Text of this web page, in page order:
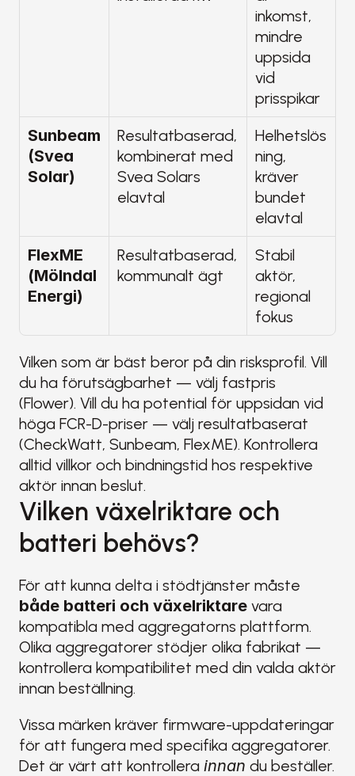
inkomst,
mindre
uppsida
vid
prisspikar
Sunbeam
(Svea
Solar)
Resultatbaserad,
kombinerat med
Svea Solars
elavtal
Helhetslös
ning,
kräver
bundet
elavtal
FlexME
(Mölndal
Energi)
Resultatbaserad,
kommunalt ägt
Stabil
aktör,
regional
fokus
Vilken som är bäst beror på din risksprofil. Vill
du ha förutsägbarhet — välj fastpris
(Flower). Vill du ha potential för uppsidan vid
höga FCR-D-priser — välj resultatbaserat
(CheckWatt, Sunbeam, FlexME). Kontrollera
alltid villkor och bindningstid hos respektive
aktör innan beslut.
Vilken växelriktare och
batteri behövs?
både batteri och växelriktare vara
kompatibla med aggregatorns plattform.
Olika aggregatorer stödjer olika fabrikat —
kontrollera kompatibilitet med din valda aktör
innan beställning.
Vissa märken kräver firmware-uppdateringar
för att fungera med specifika aggregatorer.
Det är värt att kontrollera innan du beställer.